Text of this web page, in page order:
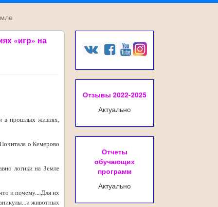
«игр» на
в прошлых жизнях,
о Кемерово
логики на Земле
и почему....Для их
животных
Отзывы 2022-2025
Актуально
Отчеты
обучающих
программ
Актуально